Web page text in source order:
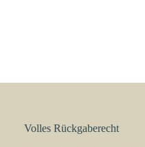
Volles Rückgaberecht